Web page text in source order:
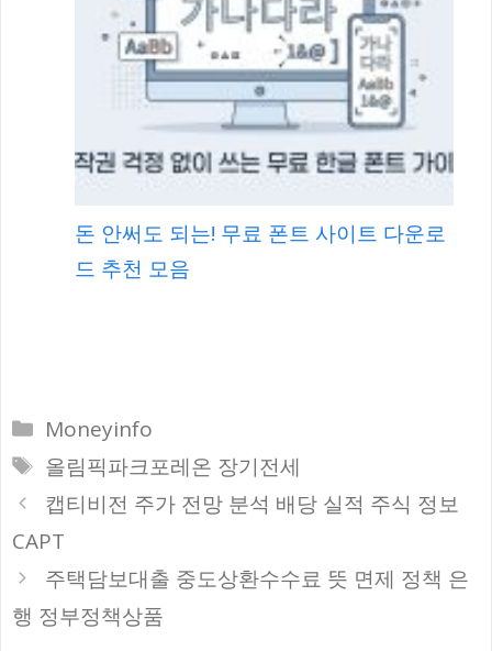
돈 안써도 되는! 무료 폰트 사이트 다운로
드 추천 모음
카
테
고
리
Moneyinfo
태
그
올림픽파크포레온 장기전세
캡티비전 주가 전망 분석 배당 실적 주식 정보
CAPT
주택담보대출 중도상환수수료 뜻 면제 정책 은
행 정부정책상품